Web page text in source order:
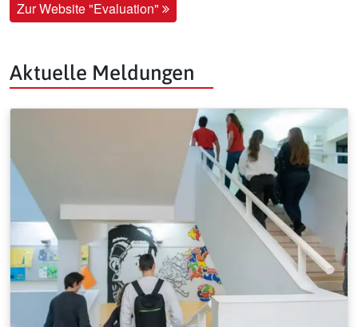
Zur Website "Evaluation"
Aktuelle Meldungen